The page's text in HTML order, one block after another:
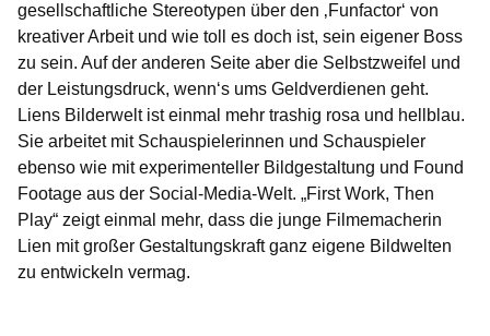
gesellschaftliche Stereotypen über den ‚Funfactor‘ von
kreativer Arbeit und wie toll es doch ist, sein eigener Boss
zu sein. Auf der anderen Seite aber die Selbstzweifel und
der Leistungsdruck, wenn‘s ums Geldverdienen geht.
Liens Bilderwelt ist einmal mehr trashig rosa und hellblau.
Sie arbeitet mit Schauspielerinnen und Schauspieler
ebenso wie mit experimenteller Bildgestaltung und Found
Footage aus der Social-Media-Welt. „First Work, Then
Play“ zeigt einmal mehr, dass die junge Filmemacherin
Lien mit großer Gestaltungskraft ganz eigene Bildwelten
zu entwickeln vermag.